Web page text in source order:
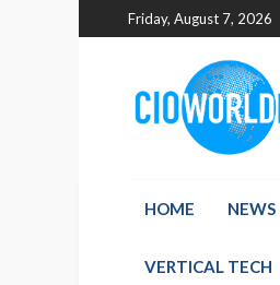
Friday, August 7, 2026
HOME NEWS
VERTICAL TECH